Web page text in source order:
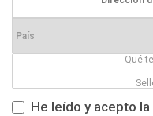
He leído y acepto la